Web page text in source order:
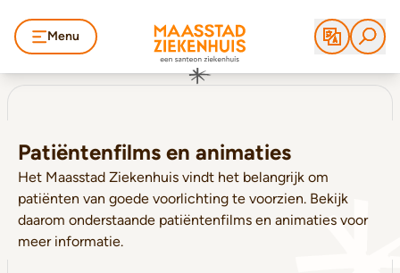
Menu
Patiëntenfilms en animaties
Het Maasstad Ziekenhuis vindt het belangrijk om
patiënten van goede voorlichting te voorzien. Bekijk
daarom onderstaande patiëntenfilms en animaties voor
meer informatie.